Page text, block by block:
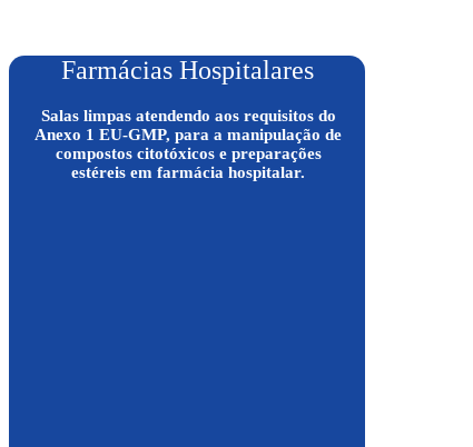
Farmácias Hospitalares
Salas limpas atendendo aos requisitos do
Anexo 1 EU-GMP, para a manipulação de
compostos citotóxicos e preparações
estéreis em farmácia hospitalar.